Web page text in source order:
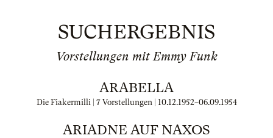
SUCHERGEBNIS
Vorstellungen mit Emmy Funk
ARABELLA
Die Fiakermilli | 7 Vorstellungen | 10.12.1952–06.09.1954
ARIADNE AUF NAXOS